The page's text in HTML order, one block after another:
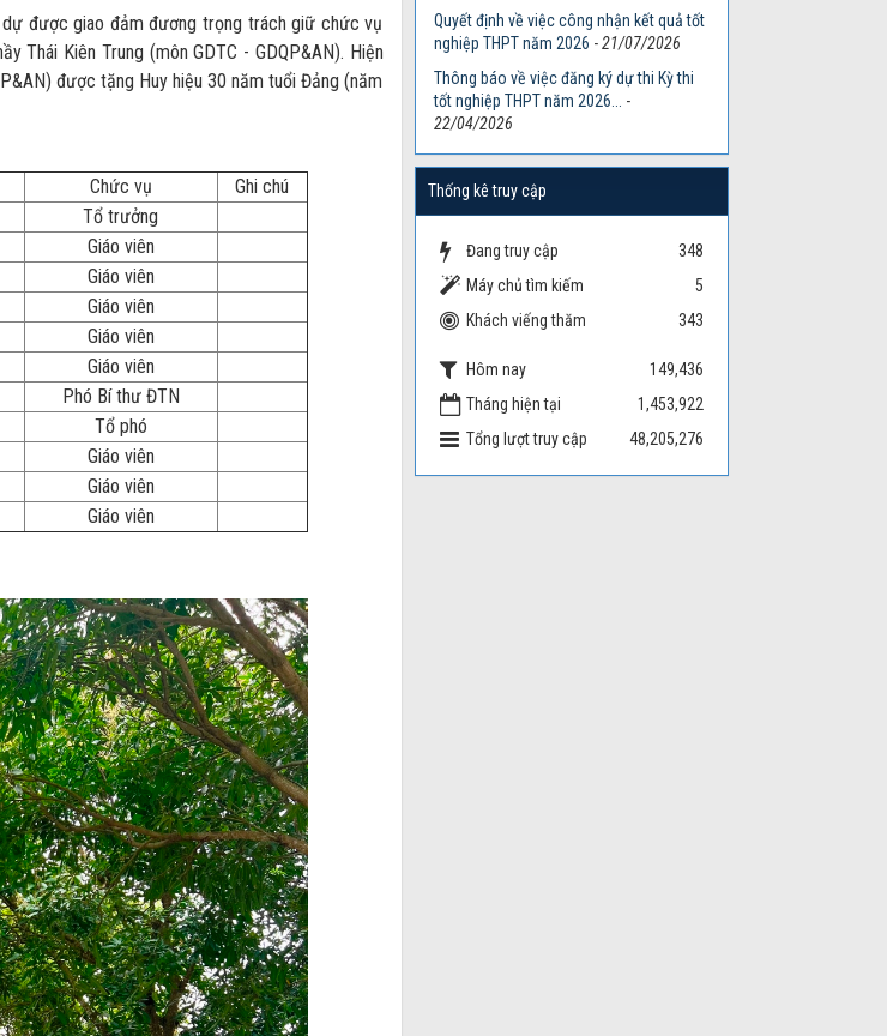
được giao đảm đương trọng trách giữ chức vụ
Thái Kiên Trung (môn GDTC - GDQP&AN). Hiện
được tặng Huy hiệu 30 năm tuổi Đảng (năm
Chức vụ
Ghi chú
Tổ trưởng
Giáo viên
Giáo viên
Giáo viên
Giáo viên
Giáo viên
Phó Bí thư ĐTN
Tổ phó
Giáo viên
Giáo viên
Giáo viên
Quyết định về việc công nhận kết quả tốt
nghiệp THPT năm 2026 -21/07/2026
Thông báo về việc đăng ký dự thi Kỳ thi
tốt nghiệp THPT năm 2026...
-
22/04/2026
Thống kê truy cập
Đang truy cập
348
Máy chủ tìm kiếm
5
Khách viếng thăm
343
Hôm nay
149,436
Tháng hiện tại
1,453,922
Tổng lượt truy cập
48,205,276